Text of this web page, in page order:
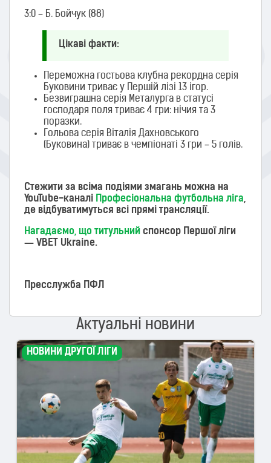
3:0 – Б. Бойчук (88)
Цікаві факти:
Переможна гостьова клубна рекордна серія
Буковини триває у Першій лізі 13 ігор.
Безвиграшна серія Металурга в статусі
господаря поля триває 4 гри: нічия та 3
поразки.
Гольова серія Віталія Дахновського
(Буковина) триває в чемпіонаті 3 гри – 5 голів.
Стежити за всіма подіями змагань можна на
YouTube-каналі
Професіональна футбольна ліга,
де відбуватимуться всі прямі трансляції.
Нагадаємо, що титульний спонсор Першої ліги
— VBET Ukraine.
Пресслужба ПФЛ
Актуальні новини
НОВИНИ ДРУГОЇ ЛІГИ